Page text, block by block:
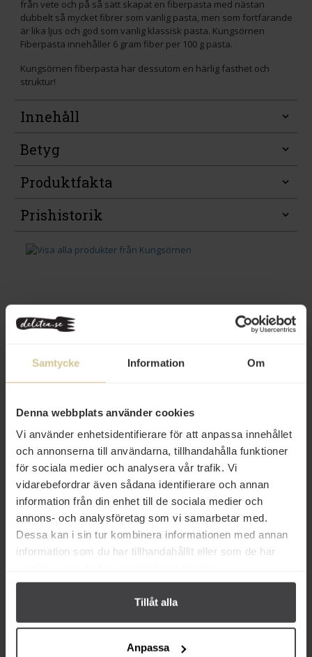
Samtycke Information Om
Denna webbplats använder cookies
Vi använder enhetsidentifierare för att anpassa innehållet
och annonserna till användarna, tillhandahålla funktioner
för sociala medier och analysera vår trafik. Vi
vidarebefordrar även sådana identifierare och annan
information från din enhet till de sociala medier och
annons- och analysföretag som vi samarbetar med.
Dessa kan i sin tur kombinera informationen med annan
information som du har tillhandahållit eller som de har
Tillåt alla
Anpassa
från vete och på så sätt skapat en fiberpasta med nästan
dubbelt så mycket fibrer som vanlig pasta, men som fortfarande
är lika ljus och god som vanlig klassisk pasta. Kungsörnen
Fiberpasta innehåller 6 gram fiber per 100 g pasta.
Kungsörnen fiberpasta har dessutom en härlig fasthet och
struktur!
Innehåll
Betyg
Produktfakta
Prishistorik
20 kr
Kungsörnen Pasta Penne
Fullkorn 500g
Köp
25 kr
La Molisana Fusilli Fullkorn Pasta
500g
Köp
Från samma varumärke